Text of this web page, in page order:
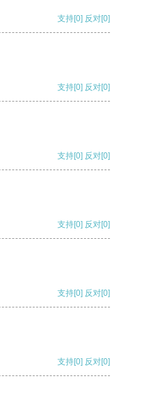
支持[0] 反对[0]
支持[0] 反对[0]
支持[0] 反对[0]
支持[0] 反对[0]
支持[0] 反对[0]
支持[0] 反对[0]